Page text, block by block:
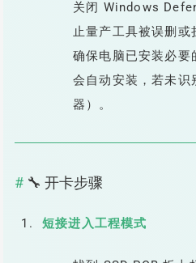
关闭 Windows
止量产工具被误删或
确保电脑已安装必要
会自动安装，若未识
器）。
🔧 开卡步骤
短接进入工程模式